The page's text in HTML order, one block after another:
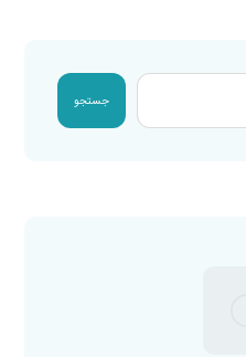
جستجو